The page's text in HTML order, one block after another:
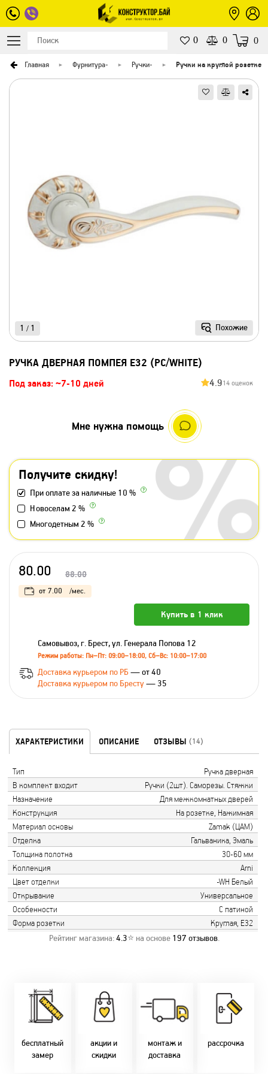
0 0 0
Главная Фурнитура- Ручки- Ручки на круглой розетке
Похожие
1 / 1
РУЧКА ДВЕРНАЯ ПОМПЕЯ E32 (PC/WHITE)
Под заказ: ~7-10 дней 4.914 оценок
Получите скидку!
При оплате за наличные 10 %
Новоселам 2 %
Многодетным 2 %
Мне нужна помощь
80.00 88.00
от 7.00 /мес.
Купить в 1 клик
Самовывоз, г. Брест, ул. Генерала Попова 12
Режим работы: Пн–Пт: 09:00–18:00, Сб–Вс: 10:00–17:00
Доставка курьером по РБ — от 40
Доставка курьером по Бресту— 35
ХАРАКТЕРИСТИКИ ОПИСАНИЕ ОТЗЫВЫ (14)
Тип
Ручка дверная
В комплект входит
Ручки (2шт). Саморезы. Стяжки
Назначение
Для межкомнатных дверей
Конструкция
На розетке, Нажимная
Материал основы
Zamak (ЦАМ)
Отделка
Гальваника, Эмаль
Толщина полотна
30-60 мм
Коллекция
Arni
Цвет отделки
-WH Белый
Открывание
Универсальное
Особенности
С патиной
Форма розетки
Круглая, Е32
Рейтинг магазина:4.3⭐ на основе 197 отзывов.
бесплатный
замер
Замер бесплатно!
Оперативно!
День-в-день или
на следующий!
заказать по
10-40, (Viber)
акции и
скидки
Скидки:
-новоселам - 2%
-многодетным -
2%
наличными - 10%
монтаж и
доставка
фурнитуры.
Качественный
монтаж дверей,
окон и мебели.
Беларуси.
В удобное для Вас
рассрочка
Микс
2-36 мес
Магнит-5 мес.
Смарт - 4 мес.
FUN - 4 мес.